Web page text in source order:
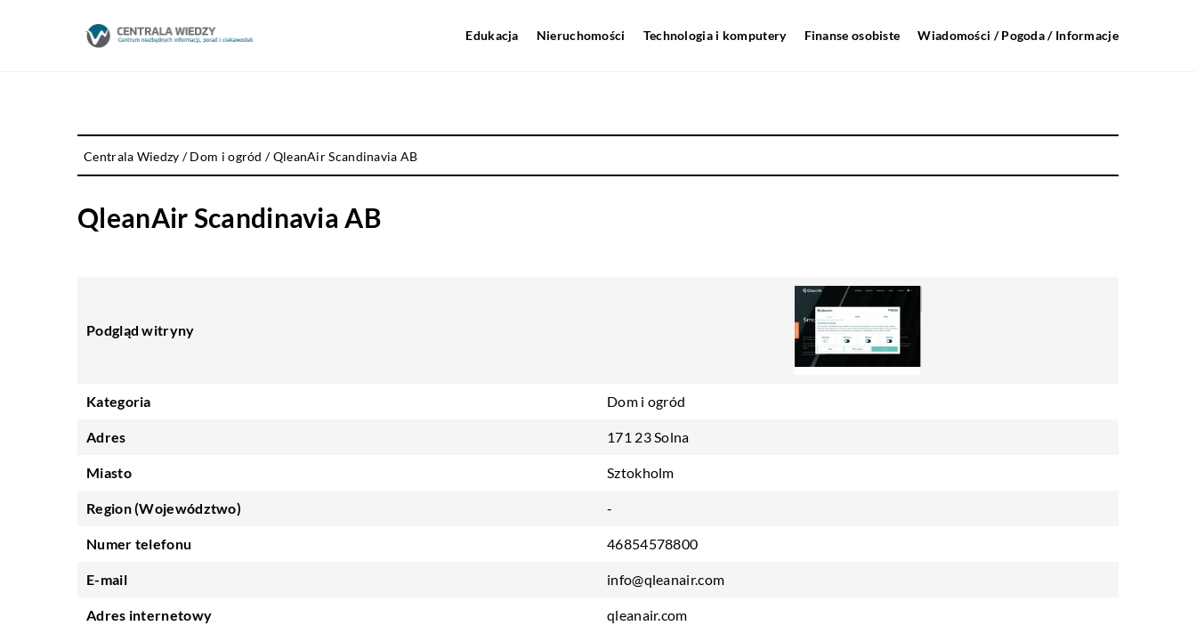
Edukacja Nieruchomości Technologia i komputery Finanse osobiste Wiadomości / Pogoda / Informacje
Centrala Wiedzy /Dom i ogród /QleanAir Scandinavia AB
QleanAir Scandinavia AB
Podgląd witryny
Kategoria Dom i ogród
Adres 171 23 Solna
Miasto Sztokholm
Region (Województwo) -
Numer telefonu 46854578800
E-mail info@qleanair.com
Adres internetowy qleanair.com